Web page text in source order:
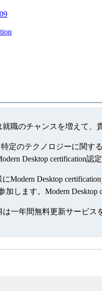
職のチャンスを増えて
特定のテクノロジーに関
Desktop certification
Modern Desktop
します。Modern Desktop
は一年間無料更新サー